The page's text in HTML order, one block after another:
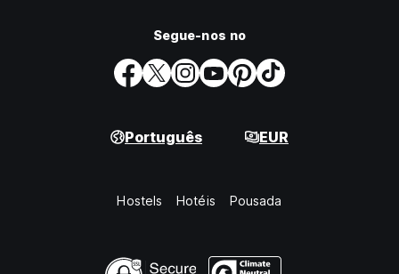
Segue-nos no
Português EUR
Hostels Hotéis Pousada